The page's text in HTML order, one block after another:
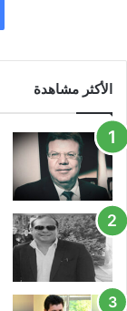
الأكثر مشاهدة